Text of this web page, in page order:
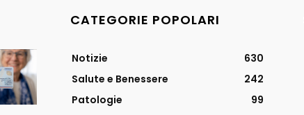
CATEGORIE POPOLARI
Notizie
630
Salute e Benessere
242
Patologie
99